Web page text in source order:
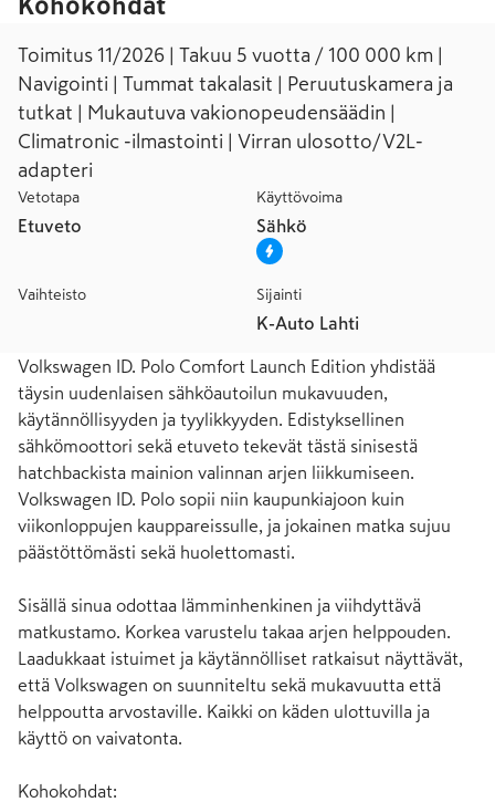
Kohokohdat
Toimitus 11/2026 | Takuu 5 vuotta / 100 000 km |
Navigointi | Tummat takalasit | Peruutuskamera ja
tutkat | Mukautuva vakionopeudensäädin |
Climatronic -ilmastointi | Virran ulosotto/V2L-
adapteri
Vetotapa
Etuveto
Käyttövoima
Sähkö
Vaihteisto Sijainti
K-Auto Lahti
Volkswagen ID. Polo Comfort Launch Edition yhdistää
täysin uudenlaisen sähköautoilun mukavuuden,
käytännöllisyyden ja tyylikkyyden. Edistyksellinen
sähkömoottori sekä etuveto tekevät tästä sinisestä
hatchbackista mainion valinnan arjen liikkumiseen.
Volkswagen ID. Polo sopii niin kaupunkiajoon kuin
viikonloppujen kauppareissulle, ja jokainen matka sujuu
päästöttömästi sekä huolettomasti.
Sisällä sinua odottaa lämminhenkinen ja viihdyttävä
matkustamo. Korkea varustelu takaa arjen helppouden.
Laadukkaat istuimet ja käytännölliset ratkaisut näyttävät,
että Volkswagen on suunniteltu sekä mukavuutta että
helppoutta arvostaville. Kaikki on käden ulottuvilla ja
käyttö on vaivatonta.
Kohokohdat: